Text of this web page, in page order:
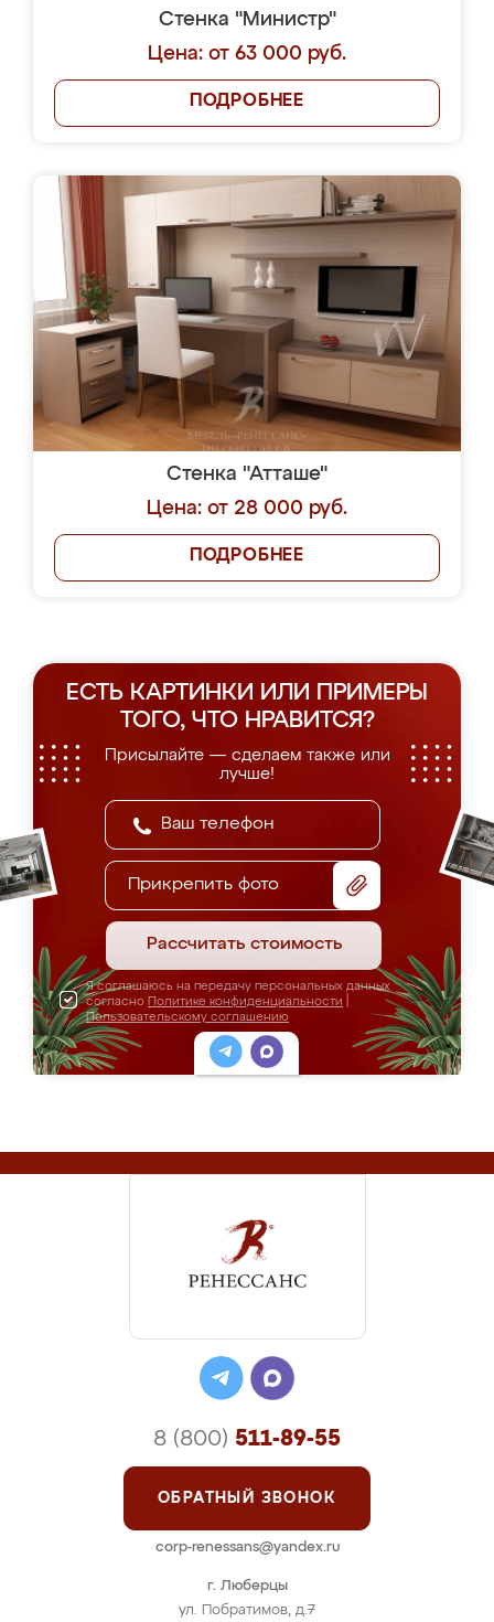
Стенка "Министр"
Цена: от 63 000 руб.
ПОДРОБНЕЕ
Стенка "Атташе"
Цена: от 28 000 руб.
ПОДРОБНЕЕ
ЕСТЬ КАРТИНКИ ИЛИ ПРИМЕРЫ
ТОГО, ЧТО НРАВИТСЯ?
Присылайте — сделаем также или
лучше!
Прикрепить фото
Рассчитать стоимость
Я соглашаюсь на передачу персональных данных
согласно Политике конфиденциальности
Пользовательскому соглашению
г. Люберцы
ул. Побратимов, д.7
8 (800) 511-89-55
ОБРАТНЫЙ ЗВОНОК
corp-renessans@yandex.ru